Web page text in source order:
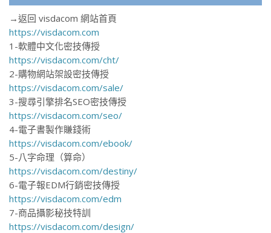
→返回 visdacom 網站首頁
https://visdacom.com
1-軟體中文化密技傳授
https://visdacom.com/cht/
2-購物網站架設密技傳授
https://visdacom.com/sale/
3-搜尋引擎排名SEO密技傳授
https://visdacom.com/seo/
4-電子書製作賺錢術
https://visdacom.com/ebook/
5-八字命理（算命）
https://visdacom.com/destiny/
6-電子報EDM行銷密技傳授
https://visdacom.com/edm
7-商品攝影秘技特訓
https://visdacom.com/design/